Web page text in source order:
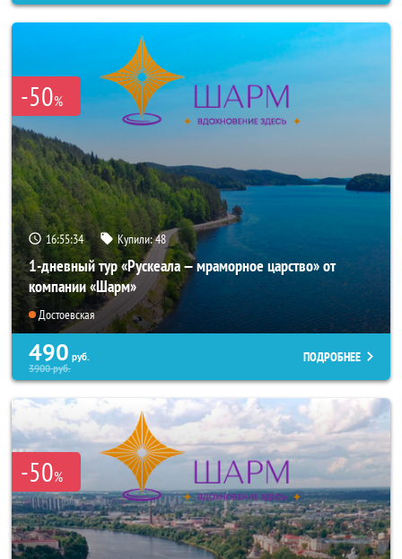
-50%
16:55:32 Купили:48
1-дневный тур «Рускеала — мраморное царство» от
компании «Шарм»
Достоевская
490 руб.
3900руб.
ПОДРОБНЕЕ
-50%